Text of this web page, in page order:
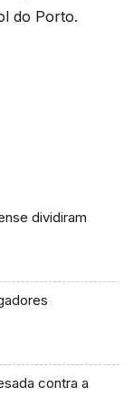
do Porto.
dividiram
contra a